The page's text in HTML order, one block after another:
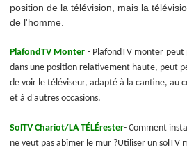
position de la télévision, mais la
de l'homme.
PlafondTV Monter - PlafondTV monter peut
dans une position relativement haute, peut
de voir le téléviseur, adapté à la cantine, au
et à d'autres occasions.
SolTVChariot/LA TÉLÉrester- Comment
ne veut pas abîmer le mur ?Utiliser un solTV